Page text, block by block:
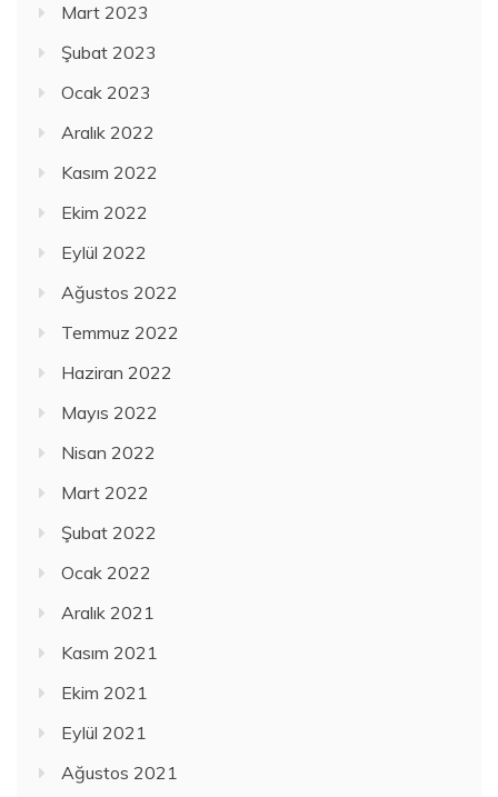
Mart 2023
Şubat 2023
Ocak 2023
Aralık 2022
Kasım 2022
Ekim 2022
Eylül 2022
Ağustos 2022
Temmuz 2022
Haziran 2022
Mayıs 2022
Nisan 2022
Mart 2022
Şubat 2022
Ocak 2022
Aralık 2021
Kasım 2021
Ekim 2021
Eylül 2021
Ağustos 2021